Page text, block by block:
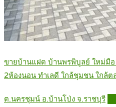
ขายบ้านแฝด บ้านพรพิบูลย์ ใหม่มือ
2ห้องนอน ทำเลดี ใกล้ชุมชน ใกล้
ต.นครชุมน์ อ.บ้านโป่ง จ.ราชบุรี